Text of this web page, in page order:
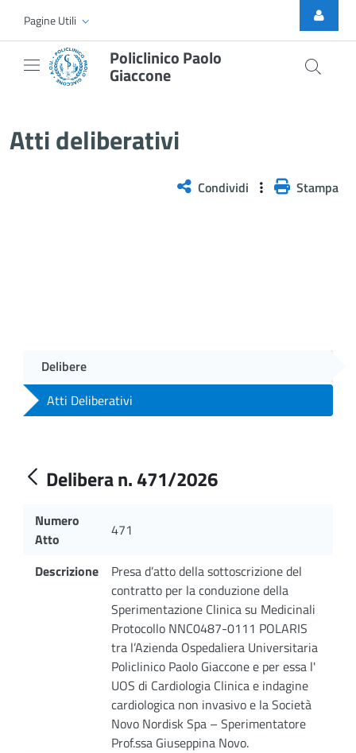
Skip to Main Content
Pagine Utili
Policlinico Paolo
Giaccone
Atti deliberativi
Condividi Stampa
Delibere
Atti Deliberativi
Delibera n. 471/2026
Numero
Atto
471
Descrizione
Presa d’atto della sottoscrizione del
contratto per la conduzione della
Sperimentazione Clinica su Medicinali
Protocollo NNC0487-0111 POLARIS
tra l’Azienda Ospedaliera Universitaria
Policlinico Paolo Giaccone e per essa l'
UOS di Cardiologia Clinica e indagine
cardiologica non invasivo e la Società
Novo Nordisk Spa – Sperimentatore
Prof.ssa Giuseppina Novo.